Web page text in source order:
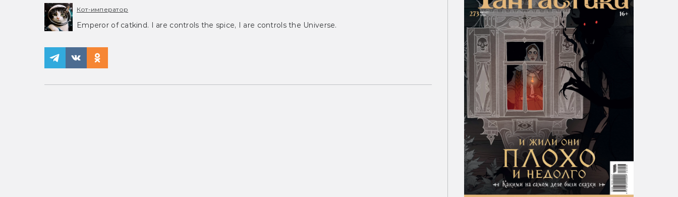
Кот-император
Emperor of catkind. I are controls the spice, I are controls the Universe.